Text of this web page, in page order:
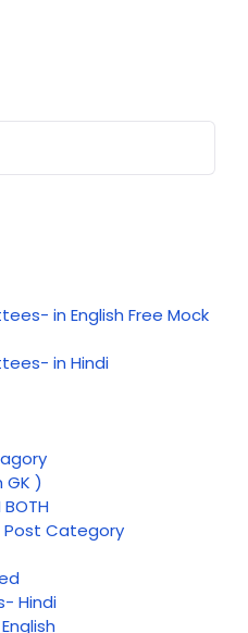
in English Free Mock
in Hindi
GK )
BOTH
Category
Hindi